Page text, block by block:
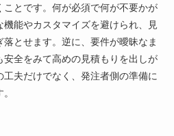
とです。何が必須で何が不要かが
能やカスタマイズを避けられ、見
とせます。逆に、要件が曖昧なま
安全をみて高めの見積もりを出しが
夫だけでなく、発注者側の準備に